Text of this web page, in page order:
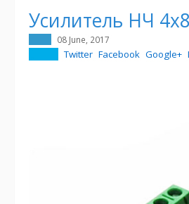
Усилитель НЧ
08 June, 2017
Twitter Facebook Google+